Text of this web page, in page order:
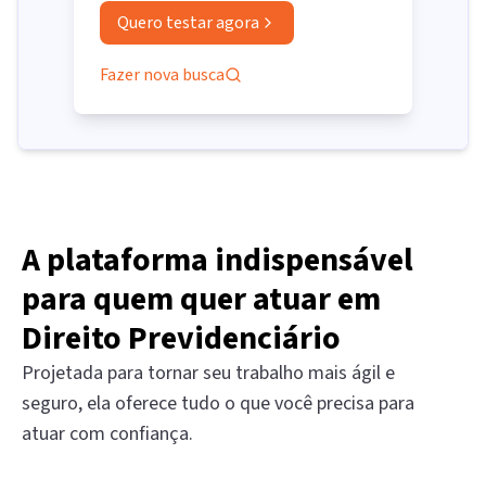
Quero testar agora
Fazer nova busca
A plataforma indispensável
para quem quer atuar em
Direito Previdenciário
Projetada para tornar seu trabalho mais ágil e
seguro, ela oferece tudo o que você precisa para
atuar com confiança.